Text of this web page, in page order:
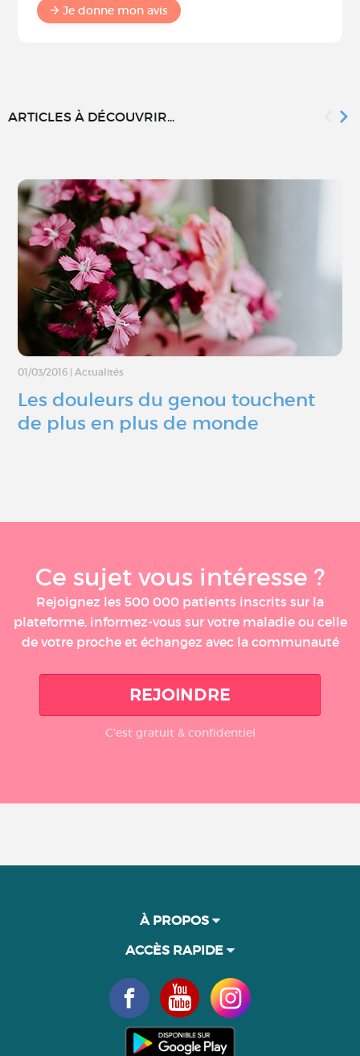
Je donne mon avis
ARTICLES À DÉCOUVRIR...
01/03/2016 | Actualités
Les douleurs du genou touchent
de plus en plus de monde
Ce sujet vous intéresse ?
Rejoignez les 500 000 patients inscrits sur la
plateforme, informez-vous sur votre maladie ou celle
de votre proche et échangez avec la communauté
REJOINDRE
C'est gratuit & confidentiel
À PROPOS
ACCÈS RAPIDE